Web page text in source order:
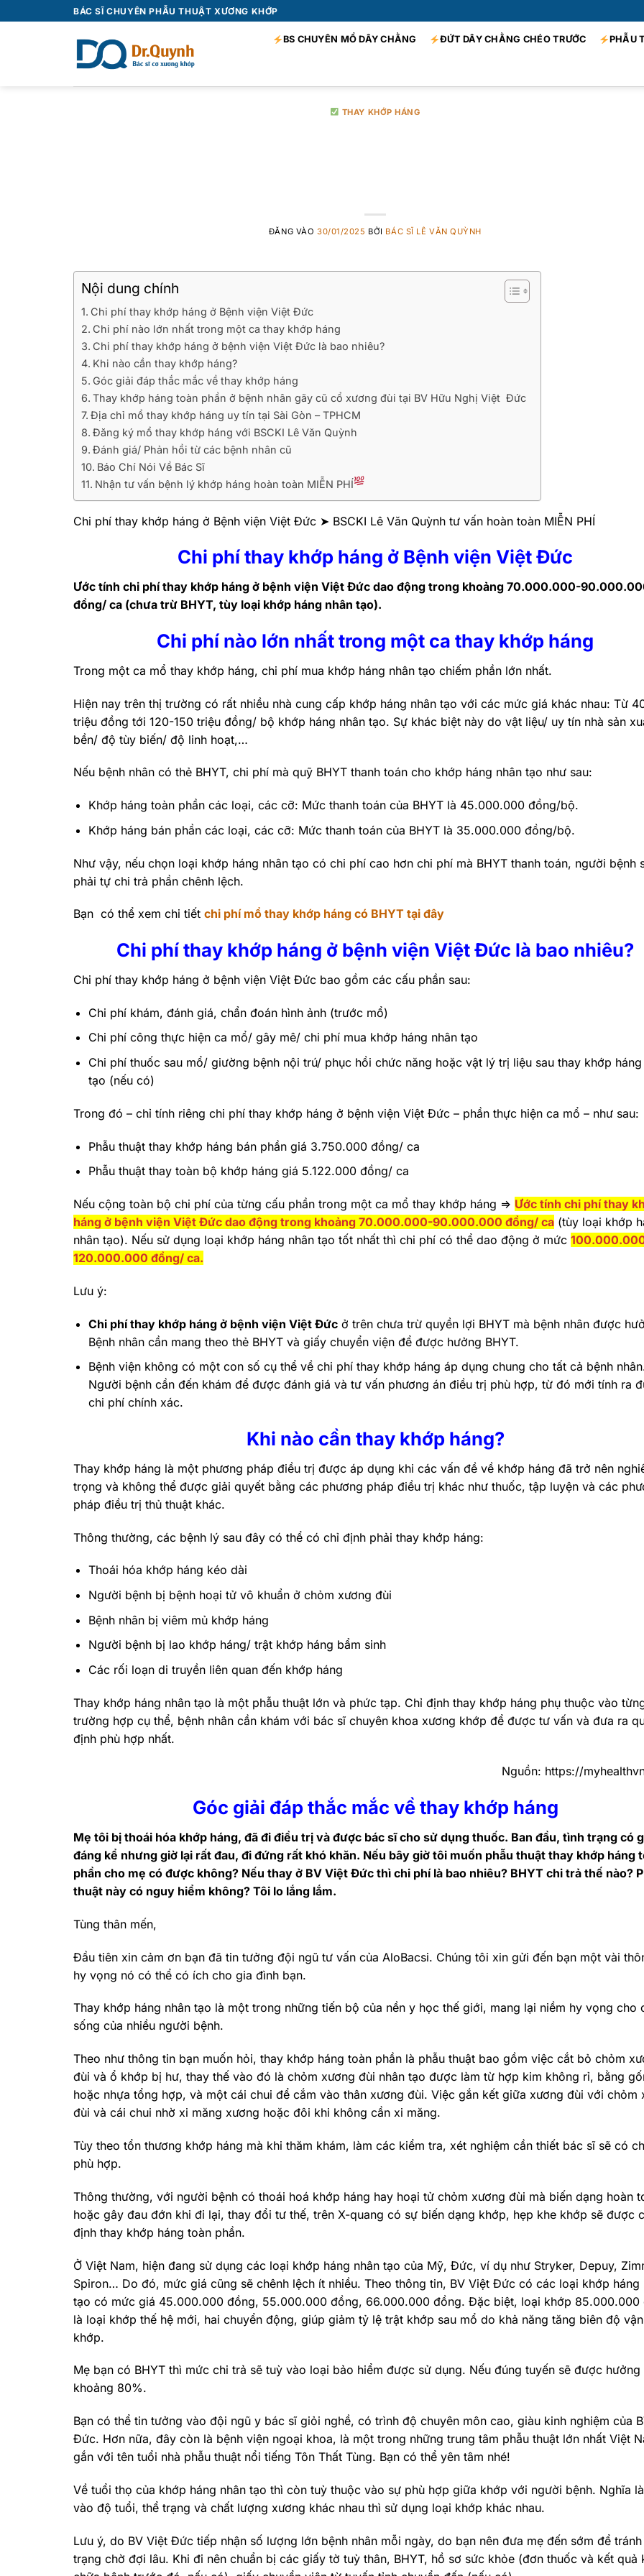
qua
BÁC SĨ CHUYÊN PHẪU THUẬT XƯƠNG KHỚP
BS CHUYÊN MỔ DÂY CHẰNG ĐỨT DÂY CHẰNG CHÉO TRƯỚC PHẪU
THAY KHỚP HÁNG
ĐĂNG VÀO 30/01/2025 BỞI BÁC SĨ LÊ VĂN QUỲNH
Nội dung chính
Chi phí thay khớp háng ở Bệnh viện Việt Đức
Chi phí nào lớn nhất trong một ca thay khớp háng
Chi phí thay khớp háng ở bệnh viện Việt Đức là bao nhiêu?
Khi nào cần thay khớp háng?
Góc giải đáp thắc mắc về thay khớp háng
Thay khớp háng toàn phần ở bệnh nhân gãy cũ cổ xương đùi tại BV Hữu Nghị Việt Đức
Địa chỉ mổ thay khớp háng uy tín tại Sài Gòn – TPHCM
Đăng ký mổ thay khớp háng với BSCKI Lê Văn Quỳnh
Đánh giá/ Phản hồi từ các bệnh nhân cũ
Báo Chí Nói Về Bác Sĩ
Nhận tư vấn bệnh lý khớp háng hoàn toàn MIỄN PHÍ
Chi phí thay khớp háng ở Bệnh viện Việt Đức ➤ BSCKI Lê Văn Quỳnh tư vấn hoàn toàn MIỄN PHÍ
Chi phí thay khớp háng ở Bệnh viện Việt Đức
Ước tính chi phí thay khớp háng ở bệnh viện Việt Đức dao động trong khoảng 70.000.000-
đồng/ ca (chưa trừ BHYT, tùy loại khớp háng nhân tạo).
Chi phí nào lớn nhất trong một ca thay khớp háng
Trong một ca mổ thay khớp háng, chi phí mua khớp háng nhân tạo chiếm phần lớn nhất.
Hiện nay trên thị trường có rất nhiều nhà cung cấp khớp háng nhân tạo với các mức giá khác nhau: Từ
triệu đồng tới 120-150 triệu đồng/ bộ khớp háng nhân tạo. Sự khác biệt này do vật liệu/ uy tín nhà sản
bền/ độ tùy biến/ độ linh hoạt,…
Nếu bệnh nhân có thẻ BHYT, chi phí mà quỹ BHYT thanh toán cho khớp háng nhân tạo như sau:
Khớp háng toàn phần các loại, các cỡ: Mức thanh toán của BHYT là 45.000.000 đồng/bộ.
Khớp háng bán phần các loại, các cỡ: Mức thanh toán của BHYT là 35.000.000 đồng/bộ.
Như vậy, nếu chọn loại khớp háng nhân tạo có chi phí cao hơn chi phí mà BHYT thanh toán, người bệnh
phải tự chi trả phần chênh lệch.
Bạn có thể xem chi tiết chi phí mổ thay khớp háng có BHYT tại đây
Chi phí thay khớp háng ở bệnh viện Việt Đức là bao nhiêu?
Chi phí thay khớp háng ở bệnh viện Việt Đức bao gồm các cấu phần sau:
Chi phí khám, đánh giá, chẩn đoán hình ảnh (trước mổ)
Chi phí công thực hiện ca mổ/ gây mê/ chi phí mua khớp háng nhân tạo
Chi phí thuốc sau mổ/ giường bệnh nội trú/ phục hồi chức năng hoặc vật lý trị liệu sau thay khớp háng
tạo (nếu có)
Trong đó – chỉ tính riêng chi phí thay khớp háng ở bệnh viện Việt Đức – phần thực hiện ca mổ – như sau:
Phẫu thuật thay khớp háng bán phần giá 3.750.000 đồng/ ca
Phẫu thuật thay toàn bộ khớp háng giá 5.122.000 đồng/ ca
Nếu cộng toàn bộ chi phí của từng cấu phần trong một ca mổ thay khớp háng => Ước tính chi phí thay
háng ở bệnh viện Việt Đức dao động trong khoảng 70.000.000-90.000.000 đồng/ ca (tùy loại khớp
nhân tạo). Nếu sử dụng loại khớp háng nhân tạo tốt nhất thì chi phí có thể dao động ở mức
120.000.000 đồng/ ca.
Lưu ý:
Chi phí thay khớp háng ở bệnh viện Việt Đứcở trên chưa trừ quyền lợi BHYT mà bệnh nhân được
Bệnh nhân cần mang theo thẻ BHYT và giấy chuyển viện để được hưởng BHYT.
Bệnh viện không có một con số cụ thể về chi phí thay khớp háng áp dụng chung cho tất cả bệnh
Người bệnh cần đến khám để được đánh giá và tư vấn phương án điều trị phù hợp, từ đó mới tính ra
chi phí chính xác.
Khi nào cần thay khớp háng?
Thay khớp háng là một phương pháp điều trị được áp dụng khi các vấn đề về khớp háng đã trở nên
trọng và không thể được giải quyết bằng các phương pháp điều trị khác như thuốc, tập luyện và các
pháp điều trị thủ thuật khác.
Thông thường, các bệnh lý sau đây có thể có chỉ định phải thay khớp háng:
Thoái hóa khớp háng kéo dài
Người bệnh bị bệnh hoại tử vô khuẩn ở chỏm xương đùi
Bệnh nhân bị viêm mủ khớp háng
Người bệnh bị lao khớp háng/ trật khớp háng bẩm sinh
Các rối loạn di truyền liên quan đến khớp háng
Thay khớp háng nhân tạo là một phẫu thuật lớn và phức tạp. Chỉ định thay khớp háng phụ thuộc vào
trường hợp cụ thể, bệnh nhân cần khám với bác sĩ chuyên khoa xương khớp để được tư vấn và đưa ra
định phù hợp nhất.
Nguồn: https://
Góc giải đáp thắc mắc về thay khớp háng
Mẹ tôi bị thoái hóa khớp háng, đã đi điều trị và được bác sĩ cho sử dụng thuốc. Ban đầu, tình trạng có
đáng kể nhưng giờ lại rất đau, đi đứng rất khó khăn. Nếu bây giờ tôi muốn phẫu thuật thay khớp háng
phần cho mẹ có được không? Nếu thay ở BV Việt Đức thì chi phí là bao nhiêu? BHYT chi trả thế nào?
thuật này có nguy hiểm không? Tôi lo lắng lắm.
Tùng thân mến,
Đầu tiên xin cảm ơn bạn đã tin tưởng đội ngũ tư vấn của AloBacsi. Chúng tôi xin gửi đến bạn một vài
hy vọng nó có thể có ích cho gia đình bạn.
Thay khớp háng nhân tạo là một trong những tiến bộ của nền y học thế giới, mang lại niềm hy vọng cho
sống của nhiều người bệnh.
Theo như thông tin bạn muốn hỏi, thay khớp háng toàn phần là phẫu thuật bao gồm việc cắt bỏ chỏm
đùi và ổ khớp bị hư, thay thế vào đó là chỏm xương đùi nhân tạo được làm từ hợp kim không rỉ, bằng
hoặc nhựa tổng hợp, và một cái chui để cắm vào thân xương đùi. Việc gắn kết giữa xương đùi với chỏm
đùi và cái chui nhờ xi măng xương hoặc đôi khi không cần xi măng.
Tùy theo tổn thương khớp háng mà khi thăm khám, làm các kiểm tra, xét nghiệm cần thiết bác sĩ sẽ có
phù hợp.
Thông thường, với người bệnh có thoái hoá khớp háng hay hoại tử chỏm xương đùi mà biến dạng hoàn
hoặc gây đau đớn khi đi lại, thay đổi tư thế, trên X-quang có sự biến dạng khớp, hẹp khe khớp sẽ được
định thay khớp háng toàn phần.
Ở Việt Nam, hiện đang sử dụng các loại khớp háng nhân tạo của Mỹ, Đức, ví dụ như Stryker, Depuy,
Spiron… Do đó, mức giá cũng sẽ chênh lệch ít nhiều. Theo thông tin, BV Việt Đức có các loại khớp háng
tạo có mức giá 45.000.000 đồng, 55.000.000 đồng, 66.000.000 đồng. Đặc biệt, loại khớp 85.000.000
là loại khớp thế hệ mới, hai chuyển động, giúp giảm tỷ lệ trật khớp sau mổ do khả năng tăng biên độ
khớp.
Mẹ bạn có BHYT thì mức chi trả sẽ tuỳ vào loại bảo hiểm được sử dụng. Nếu đúng tuyến sẽ được hưởng
khoảng 80%.
Bạn có thể tin tưởng vào đội ngũ y bác sĩ giỏi nghề, có trình độ chuyên môn cao, giàu kinh nghiệm của
Đức. Hơn nữa, đây còn là bệnh viện ngoại khoa, là một trong những trung tâm phẫu thuật lớn nhất Việt
gắn với tên tuổi nhà phẫu thuật nổi tiếng Tôn Thất Tùng. Bạn có thể yên tâm nhé!
Về tuổi thọ của khớp háng nhân tạo thì còn tuỳ thuộc vào sự phù hợp giữa khớp với người bệnh. Nghĩa
vào độ tuổi, thể trạng và chất lượng xương khác nhau thì sử dụng loại khớp khác nhau.
Lưu ý, do BV Việt Đức tiếp nhận số lượng lớn bệnh nhân mỗi ngày, do bạn nên đưa mẹ đến sớm để
trạng chờ đợi lâu. Khi đi nên chuẩn bị các giấy tờ tuỳ thân, BHYT, hồ sơ sức khỏe (đơn thuốc và kết quả